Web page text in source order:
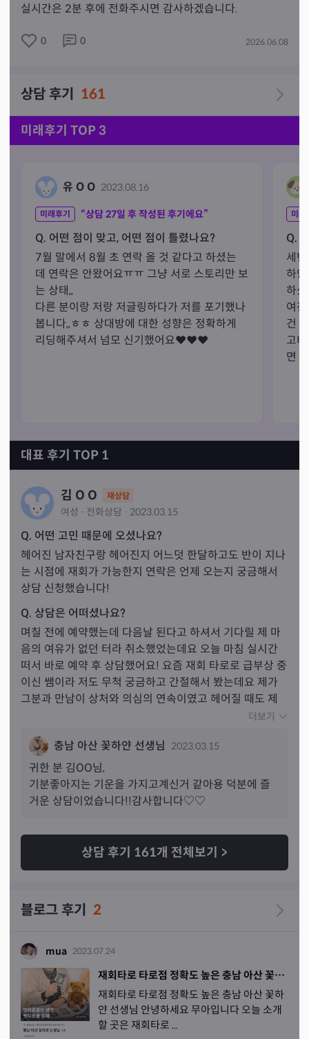
실시간은 2분 후에 전화주시면 감사하겠습니다.
0 0 2026.06.08
상담 후기 161
미래후기 TOP 3
유 O O 2023.08.16
미래후기 “상담27일 후 작성된 후기에요”
Q. 어떤 점이 맞고, 어떤 점이 틀렸나요?
7월 말에서 8월 초 연락 올 것 같다고 하셨는
데 연락은 안왔어요ㅠㅠ 그냥 서로 스토리만 보
는 상태,,
다른 분이랑 저랑 저글링하다가 저를 포기했나
봅니다,,ㅎㅎ 상대방에 대한 성향은 정확하게
리딩해주셔서 넘모 신기했어요❤️❤️❤️
미래
Q.
세
하
하
여
건
고
면
대표 후기 TOP 1
김 O O 재상담
여성 · 전화상담 · 2023.03.15
Q. 어떤 고민 때문에 오셨나요?
헤어진 남자친구랑 헤어진지 어느덧 한달하고도 반이 지나
는 시점에 재회가 가능한지 연락은 언제 오는지 궁금해서
상담 신청했습니다!
Q. 상담은 어떠셨나요?
며칠 전에 예약했는데 다음날 된다고 하셔서 기다릴 제 마
음의 여유가 없던 터라 취소했었는데요 오늘 마침 실시간
떠서 바로 예약 후 상담했어요! 요즘 재회 타로로 급부상 중
이신 쌤이라 저도 무척 궁금하고 간절해서 봤는데요 제가
그분과 만남이 상처와 의심의 연속이였고 헤어질 때도 제
가 의심하고 둘이 현실적으로 좀 힘들어서 헤어졌었어요
헝 맞아요 너무 마음 아팠어요 그래서 더 미련이 남는 건지
몰라도 이 재회가 간절해요 일단 재회 가능하고 연락 온다
고 하셨고 알려주신 날에 꼭 오길 바라고 있어요 부정 나오
면 어떡하지 하고 겁 먹었지만 괜히 겁 먹은 것 같아요! 이
씀해주신대로 팩트로 혼낼 예정이에요! 시원시원하게 타
로 봐 주신 꽃하얀 쌤 감사합니다! 좋은 하루 좋은 한주 보
내세요 🍀🌸🌳🏻
더보기
충남 아산 꽃하얀 선생님 2023.03.15
귀한 분 김OO님,
기분좋아지는 기운을 가지고계신거 같아용 덕분에 즐
거운 상담이었습니다!!감사합니다♡♡
상담 후기 161개 전체보기 >
블로그 후기 2
mua 2023.07.24
재회타로 타로점 정확도 높은 충남 아산 꽃하얀 선생님
재회타로 타로점 정확도 높은 충남 아산 꽃하
얀 선생님 안녕하세요 무아입니다 오늘 소개
할 곳은 재회타로 ...